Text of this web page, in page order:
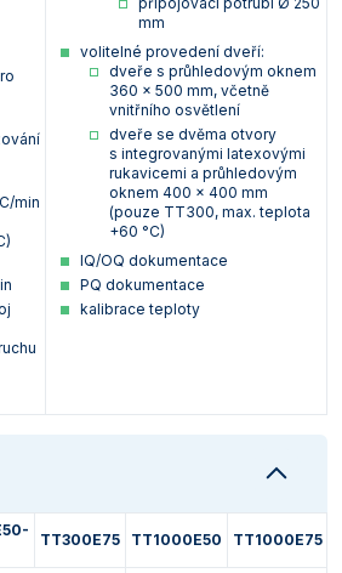
min
mm
volitelné provedení dveří:
dveře s průhledovým oknem
360 x 500 mm, včetně
vnitřního osvětlení
dveře se dvěma otvory
s integrovanými latexovými
rukavicemi a průhledovým
oknem 400 x 400 mm
(pouze TT300, max. teplota
+60 °C)
IQ/OQ dokumentace
PQ dokumentace
kalibrace teploty
TT300E75 TT1000E50 TT1000E75